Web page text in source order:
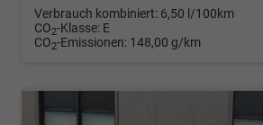
Verbrauch kombiniert: 6,50 l/100km
CO2-Klasse: E
CO2-Emissionen: 148,00 g/km